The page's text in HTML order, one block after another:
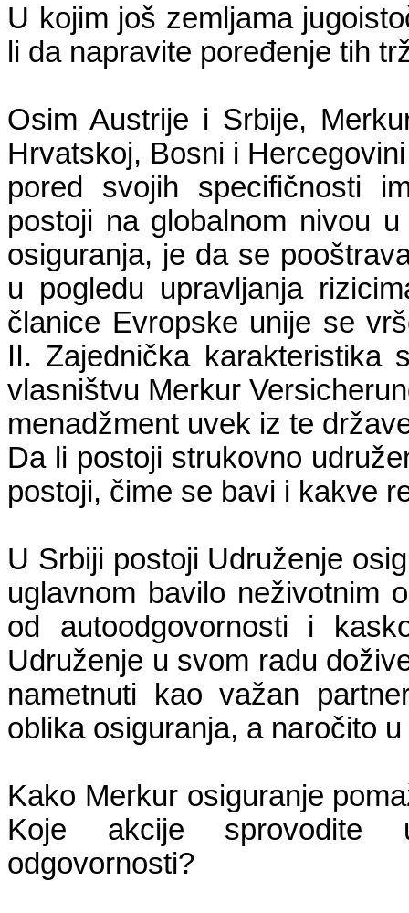
U kojim još zemljama
li da napravite poređenje tih
Osim Austrije i Srbije,
Hrvatskoj, Bosni i
pored svojih specifičnosti
postoji na globalnom nivou
osiguranja, je da se
u pogledu upravljanja
članice Evropske unije se
II. Zajednička karakteristika
vlasništvu Merkur
menadžment uvek iz te
Da li postoji strukovno
postoji, čime se bavi i kakve
U Srbiji postoji Udruženje
uglavnom bavilo neživotnim
od autoodgovornosti i
Udruženje u svom radu
nametnuti kao važan
oblika osiguranja, a naročito
Kako Merkur osiguranje
Koje akcije sprovodite
odgovornosti?